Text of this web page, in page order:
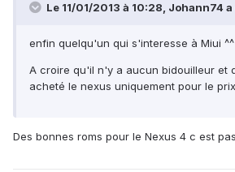
Le 11/01/2013 à 10:28, Johann74 a
enfin quelqu'un qui s'interesse à Miui ^^
A croire qu'il n'y a aucun bidouilleur et
acheté le nexus uniquement pour le
Des bonnes roms pour le Nexus 4 c est